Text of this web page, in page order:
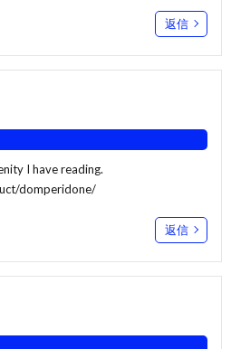
返信
I have reading.
domperidone/
返信